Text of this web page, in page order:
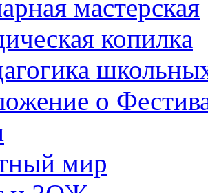
мастерская
копилка
о
мир